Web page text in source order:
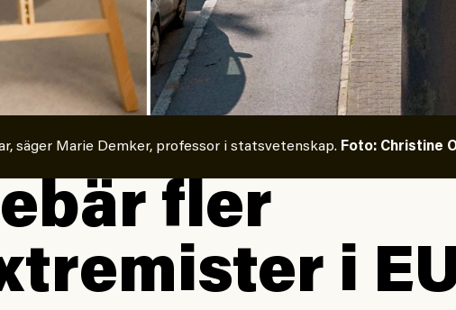
säger Marie Demker, professor i statsvetenskap. Foto: Christine
fler
i